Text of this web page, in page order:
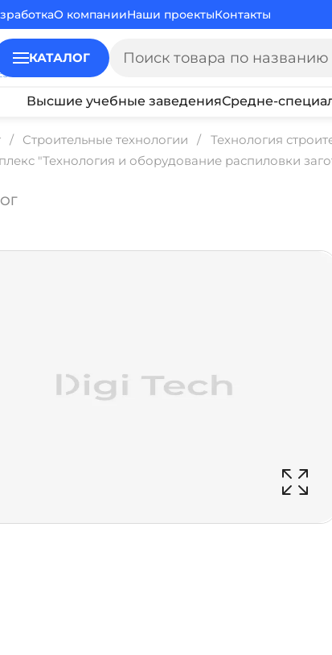
О компанииНаши проектыКонтакты
КАТАЛОГ
Высшие учебные заведенияСредне-
Строительные технологии
Технология
"Технология и оборудование распиловки